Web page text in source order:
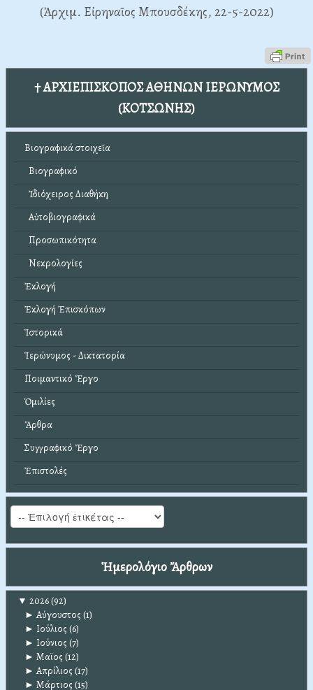
(Ἀρχιμ. Εἰρηναῖος Μπουσδέκης, 22-5-2022)
† ΑΡΧΙΕΠΙΣΚΟΠΟΣ ΑΘΗΝΩΝ ΙΕΡΩΝΥΜΟΣ
(ΚΟΤΣΩΝΗΣ)
Βιογραφικά στοιχεῖα
Βιογραφικό
Ἰδιόχειρος Διαθήκη
Αὐτοβιογραφικά
Προσωπικότητα
Νεκρολογίες
Ἐκλογή
Ἐκλογή Ἐπισκόπων
Ἱστορικά
Ἱερώνυμος - Δικτατορία
Ποιμαντικό Ἔργο
Ὁμιλίες
Ἄρθρα
Συγγραφικό Ἔργο
Ἐπιστολές
Ἡμερολόγιο Ἄρθρων
▼ 2026(92)
► Αύγουστος (1)
► Ιούλιος (6)
► Ιούνιος (7)
► Μαϊος (12)
► Απρίλιος (17)
► Μάρτιος (15)